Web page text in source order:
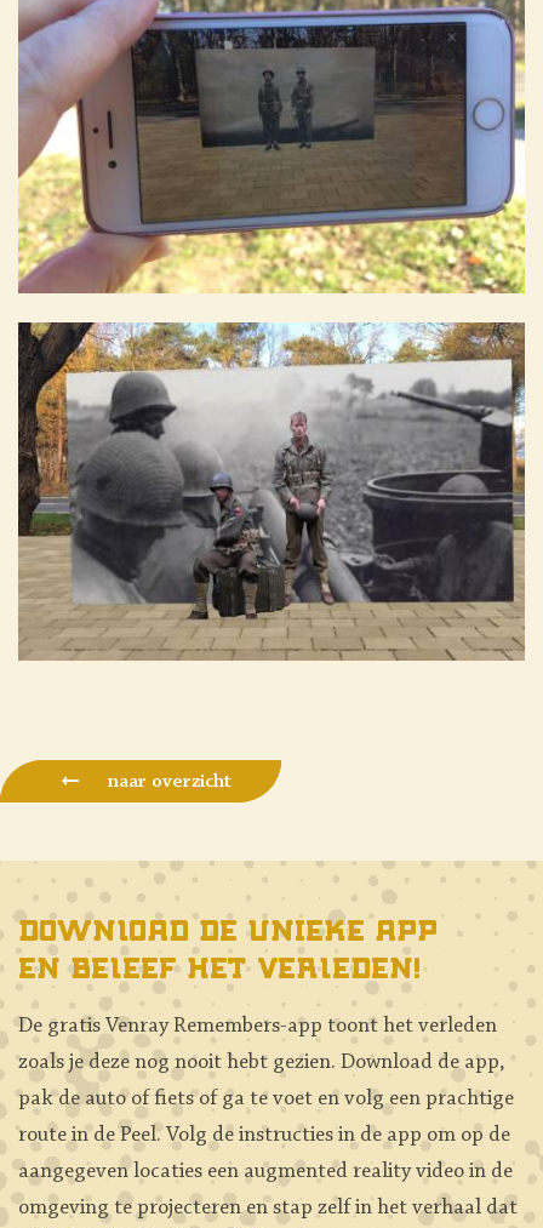
naar overzicht
Download de unieke app
en beleef het verleden!
De gratis Venray Remembers-app toont het verleden
zoals je deze nog nooit hebt gezien. Download de app,
pak de auto of fiets of ga te voet en volg een prachtige
route in de Peel. Volg de instructies in de app om op de
aangegeven locaties een augmented reality video in de
omgeving te projecteren en stap zelf in het verhaal dat